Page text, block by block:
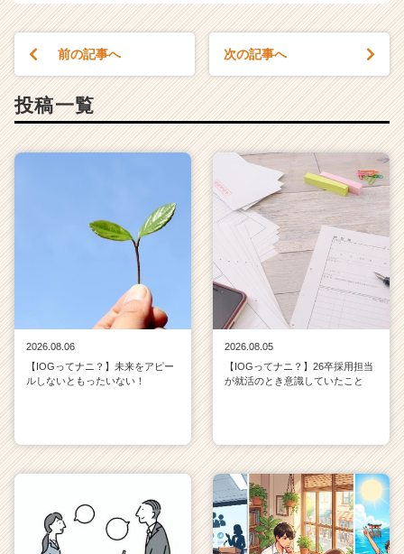
前の記事へ 次の記事へ
投稿一覧
2026.08.06
【IOGってナニ？】未来をアピー
ルしないともったいない！
2026.08.05
【IOGってナニ？】26卒採用担当
が就活のとき意識していたこと